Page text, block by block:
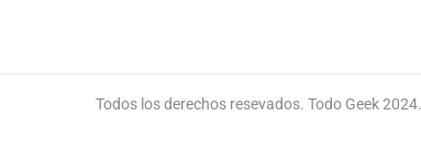
Todos los derechos resevados. Todo Geek 2024.